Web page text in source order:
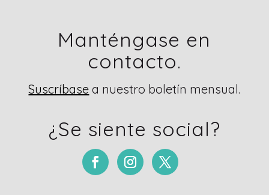
Manténgase en
contacto.
Suscríbase a nuestro boletín mensual.
¿Se siente social?